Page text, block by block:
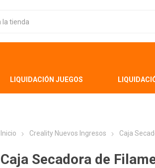
LIQUIDACIÓN JUEGOS
Inicio Creality Nuevos Ingresos Caja
Caja Secadora de